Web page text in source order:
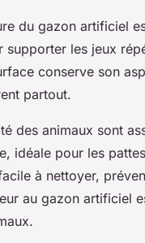
du gazon artificiel
les jeux
conserve son
partout.
des animaux sont
idéale pour les
à nettoyer,
au gazon artificiel